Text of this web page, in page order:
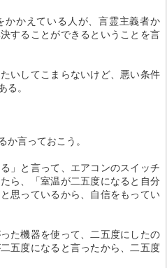
かえている人が、言霊主義者か
することができるということを言
いしてこまらないけど、悪い条件
。
言っておこう。
」と言って、エアコンのスイッチ
ら、「室温が二五度になると自分
思っているから、自信をもってい
た機器を使って、二五度にしたの
五度になると言ったから、二五度